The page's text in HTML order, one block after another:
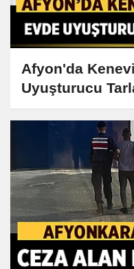
Afyon'da
Uyuşturucu